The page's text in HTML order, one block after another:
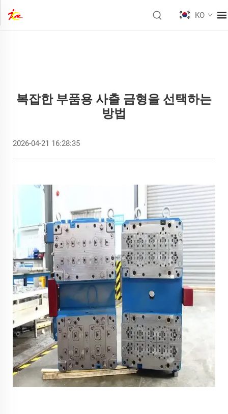
KO
복잡한 부품용 사출 금형을 선택하는
방법
2026-04-21 16:28:35